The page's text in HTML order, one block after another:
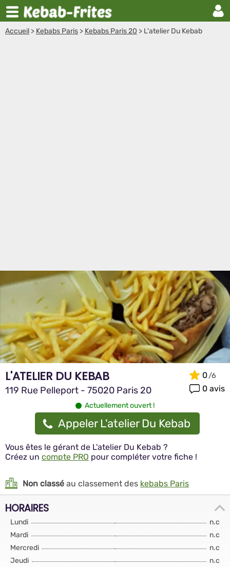
Accueil > Kebabs Paris > Kebabs Paris 20 > L'atelier Du Kebab
L'ATELIER DU KEBAB
119 Rue Pelleport - 75020 Paris 20
0
0 avis
Actuellement ouvert !
Appeler L'atelier Du Kebab
Vous êtes le gérant de L'atelier Du Kebab ?
Créez un compte PRO pour compléter votre fiche !
Non classé au classement des kebabs Paris
HORAIRES
Lundi
n.c
Mardi
n.c
Mercredi
n.c
Jeudi
n.c